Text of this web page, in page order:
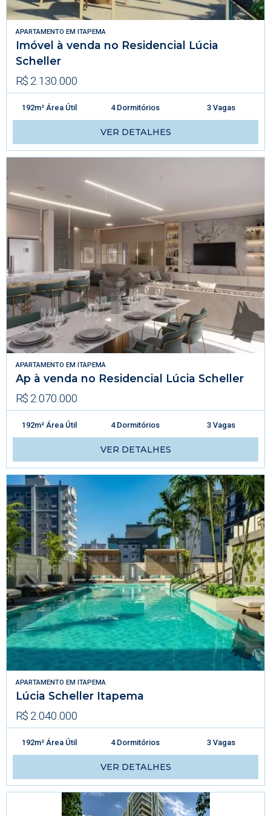
APARTAMENTO EM ITAPEMA
Imóvel à venda no Residencial Lúcia
Scheller
R$ 2.130.000
192m² Área Útil 4 Dormitórios 3 Vagas
VER DETALHES
APARTAMENTO EM ITAPEMA
Ap à venda no Residencial Lúcia Scheller
R$ 2.070.000
192m² Área Útil 4 Dormitórios 3 Vagas
VER DETALHES
APARTAMENTO EM ITAPEMA
Lúcia Scheller Itapema
R$ 2.040.000
192m² Área Útil 4 Dormitórios 3 Vagas
VER DETALHES